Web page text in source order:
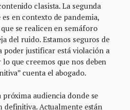
clasista. La segunda
en contexto de pandemia,
se realicen en semáforo
del ruido. Estamos seguros de
poder justificar está violación a
que creemos que nos deben
cuenta el abogado.
próxima audiencia donde se
definitiva. Actualmente están